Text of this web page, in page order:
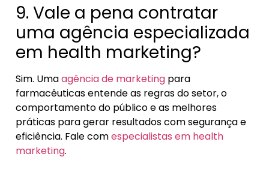
9. Vale a pena contratar
uma agência especializada
em health marketing?
Sim. Umaagência de marketing para
farmacêuticas entende as regras do setor, o
comportamento do público e as melhores
práticas para gerar resultados com segurança e
eficiência. Fale comespecialistas em health
marketing.